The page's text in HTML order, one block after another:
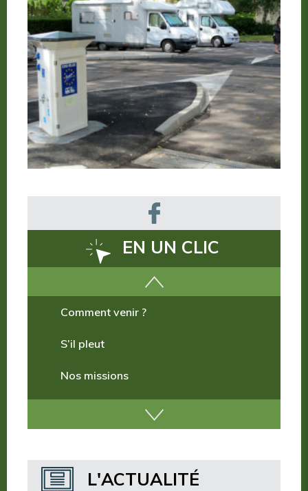
EN UN CLIC
Comment venir ?
S’il pleut
Nos missions
Nos incontournables
Où dormir ?
L'ACTUALITÉ